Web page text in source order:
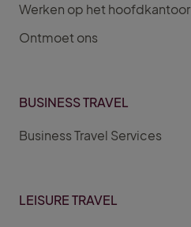
Werken op het hoofdkantoor
Ontmoet ons
BUSINESS TRAVEL
Business Travel Services
LEISURE TRAVEL